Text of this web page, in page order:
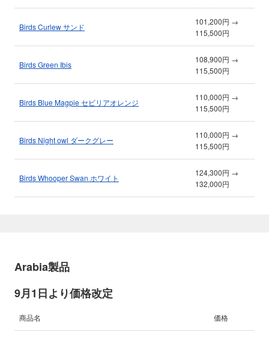
Birds Curlew サンド
101,200円 →
115,500円
Birds Green Ibis
108,900円 →
115,500円
Birds Blue Magpie セビリアオレンジ
110,000円 →
115,500円
Birds Night owl ダークグレー
110,000円 →
115,500円
Birds Whooper Swan ホワイト
124,300円 →
132,000円
Arabia製品
9月1日より価格改定
商品名 価格